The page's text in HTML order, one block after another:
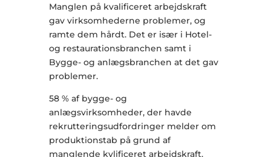
Manglen på kvalificeret arbejdskraft
gav virksomhederne problemer, og
ramte dem hårdt. Det er især i Hotel-
og restaurationsbranchen samt i
Bygge- og anlægsbranchen at det gav
problemer.
58 % af bygge- og
anlægsvirksomheder, der havde
rekrutteringsudfordringer melder om
produktionstab på grund af
manglende kvlificeret arbejdskraft.